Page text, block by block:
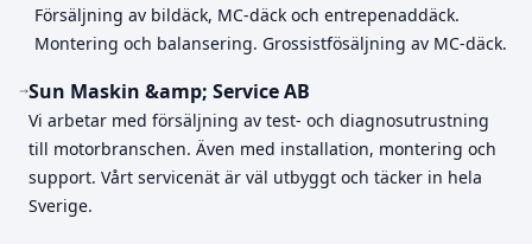
Försäljning av bildäck, MC-däck och entrepenaddäck.
Montering och balansering. Grossistfösäljning av MC-däck.
Sun Maskin &amp; Service AB
Vi arbetar med försäljning av test- och diagnosutrustning
till motorbranschen. Även med installation, montering och
support. Vårt servicenät är väl utbyggt och täcker in hela
Sverige.